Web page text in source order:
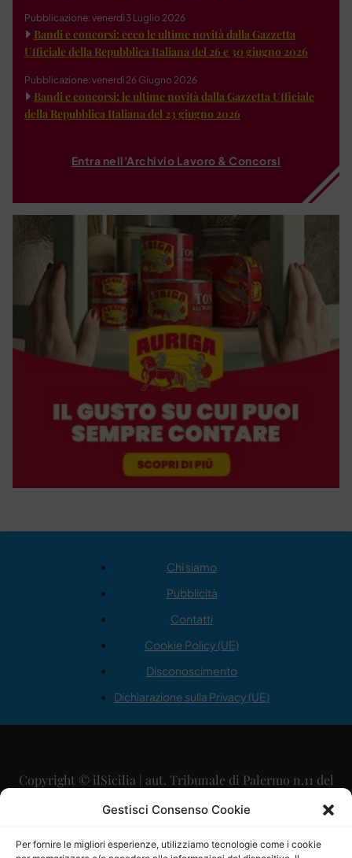
Gestisci Consenso Cookie
Per fornire le migliori esperienze, utilizziamo tecnologie come i cookie
Pubblicazione: venerdì 3 Luglio 2026
Bandi e concorsi: ecco le ultime novità dalla Gazzetta
Ufficiale della Repubblica Italiana del 26 e 30 giugno 2026
Pubblicazione: venerdì 26 Giugno 2026
Bandi e concorsi: le ultime novità dalla Gazzetta Ufficiale
della Repubblica Italiana del 23 giugno 2026
Entra nell'Archivio Lavoro & Concorsi
Chi siamo
Pubblicità
Contatti
Cookie Policy (UE)
Disconoscimento
Dichiarazione sulla Privacy (UE)
Copyright © ilSicilia | aut. Tribunale di Palermo n.11 del
29/09/2015